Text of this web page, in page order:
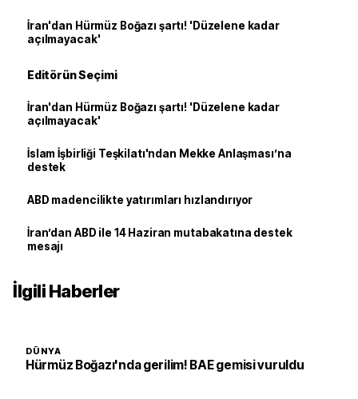
İran'dan Hürmüz Boğazı şartı! 'Düzelene kadar
açılmayacak'
Editörün Seçimi
İran'dan Hürmüz Boğazı şartı! 'Düzelene kadar
açılmayacak'
İslam İşbirliği Teşkilatı'ndan Mekke Anlaşması’na
destek
ABD madencilikte yatırımları hızlandırıyor
İran’dan ABD ile 14 Haziran mutabakatına destek
mesajı
İlgili Haberler
DÜNYA
Hürmüz Boğazı'nda gerilim! BAE gemisi vuruldu